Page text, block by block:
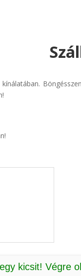
kínálatában.
kicsit! Végre